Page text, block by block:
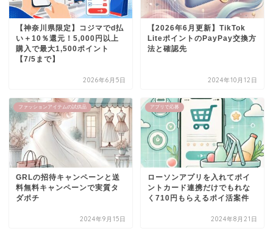
【神奈川県限定】コジマでd払
い＋10％還元！5,000円以上
購入で最大1,500ポイント
【7/5まで】
2026年6月5日
【2026年6月更新】TikTok
LiteポイントのPayPay交換方
法と確認先
2024年10月12日
ファッションアイテムの試供品
GRLの招待キャンペーンと送
料無料キャンペーンで実質タ
ダポチ
2024年9月15日
アプリで応募
ローソンアプリを入れてポイ
ントカード連携だけでもれな
く710円もらえるポイ活案件
2024年8月21日